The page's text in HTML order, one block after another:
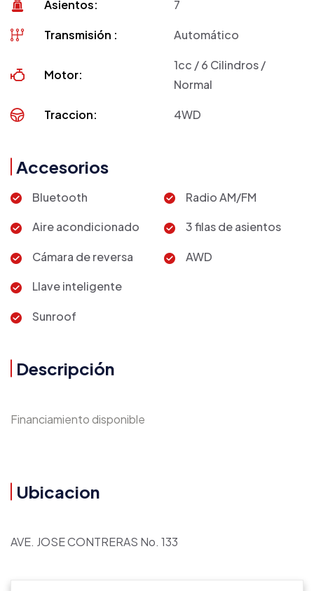
Asientos: 7
Transmisión : Automático
Motor:
1cc / 6 Cilindros /
Normal
Traccion: 4WD
Accesorios
Bluetooth
Aire acondicionado
Cámara de reversa
Llave inteligente
Sunroof
Radio AM/FM
3 filas de asientos
AWD
Descripción
Financiamiento disponible
Ubicacion
AVE. JOSE CONTRERAS No. 133